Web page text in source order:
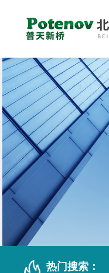
热门搜索：